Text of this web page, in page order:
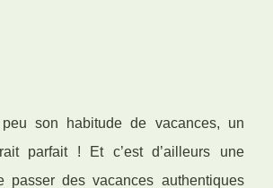
son habitude de vacances, un
parfait ! Et c’est d’ailleurs une
passer des vacances authentiques